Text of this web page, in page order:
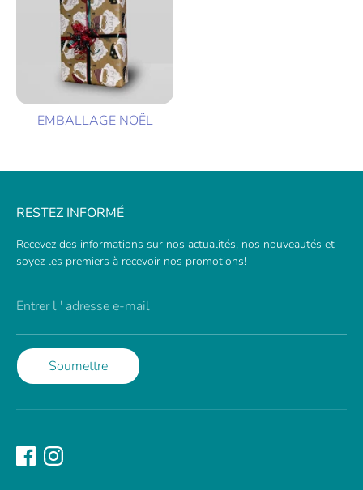
EMBALLAGE NOËL
RESTEZ INFORMÉ
Recevez des informations sur nos actualités, nos nouveautés et
soyez les premiers à recevoir nos promotions!
Entrer l ' adresse e-mail
Soumettre